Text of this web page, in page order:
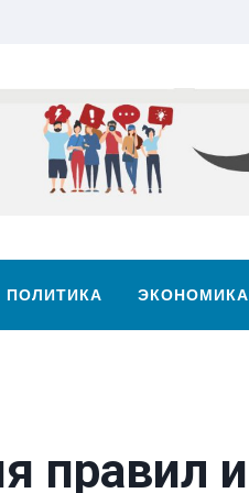
ПОЛИТИКА ЭКОНОМИКА
правил и